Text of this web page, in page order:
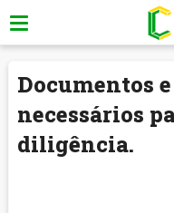
Documentos
necessários
diligência.